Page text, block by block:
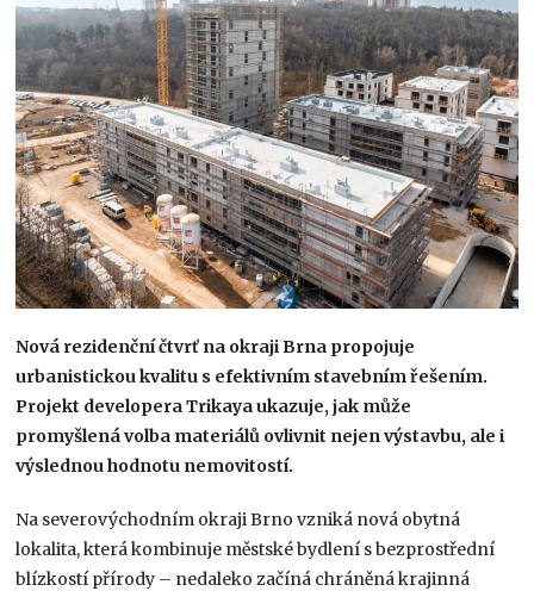
Nová rezidenční čtvrť na okraji Brna propojuje
urbanistickou kvalitu s efektivním stavebním řešením.
Projekt developera Trikaya ukazuje, jak může
promyšlená volba materiálů ovlivnit nejen výstavbu, ale i
výslednou hodnotu nemovitostí.
Na severovýchodním okraji Brno vzniká nová obytná
lokalita, která kombinuje městské bydlení s bezprostřední
blízkostí přírody – nedaleko začíná chráněná krajinná